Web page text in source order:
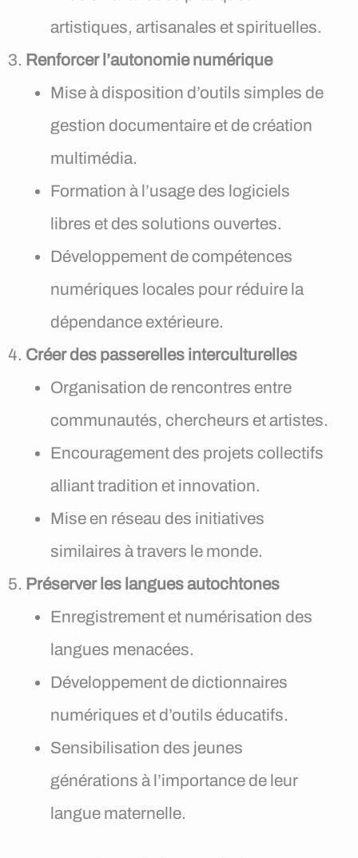
artistiques, artisanales et spirituelles.
Renforcer l’autonomie numérique
Mise à disposition d’outils simples de
gestion documentaire et de création
multimédia.
Formation à l’usage des logiciels
libres et des solutions ouvertes.
Développement de compétences
numériques locales pour réduire la
dépendance extérieure.
Créer des passerelles interculturelles
Organisation de rencontres entre
communautés, chercheurs et artistes.
Encouragement des projets collectifs
alliant tradition et innovation.
Mise en réseau des initiatives
similaires à travers le monde.
Préserver les langues autochtones
Enregistrement et numérisation des
langues menacées.
Développement de dictionnaires
numériques et d’outils éducatifs.
Sensibilisation des jeunes
générations à l’importance de leur
langue maternelle.